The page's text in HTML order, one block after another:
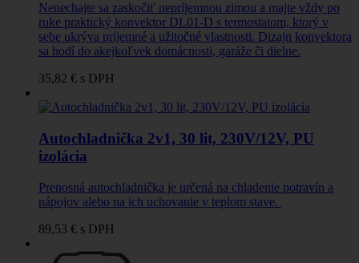
Nenechajte sa zaskočiť nepríjemnou zimou a majte vždy po
ruke praktický konvektor DL01-D s termostatom, ktorý v
sebe ukrýva príjemné a užitočné vlastnosti. Dizajn konvektora
sa hodí do akejkoľvek domácnosti, garáže či dielne.
35,82 € s DPH
Autochladnička 2v1, 30 lit, 230V/12V, PU
izolácia
Prenosná autochladnička je určená na chladenie potravín a
nápojov alebo na ich uchovanie v teplom stave.
89,53 € s DPH